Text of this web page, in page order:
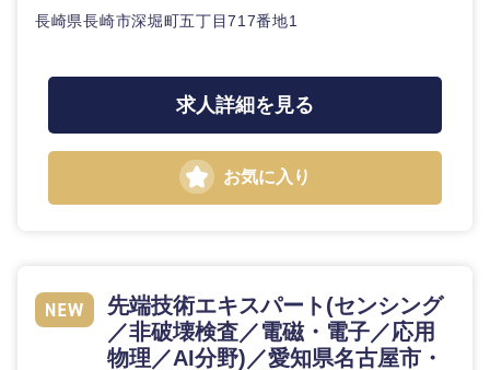
長崎県長崎市深堀町五丁目717番地1
求人詳細を見る
お気に入り
先端技術エキスパート(センシング
／非破壊検査／電磁・電子／応用
物理／AI分野)／愛知県名古屋市・